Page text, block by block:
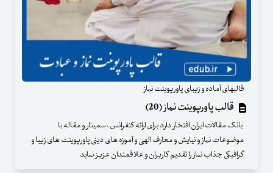
قالبهای آماده و زیبای پاورپوینت نماز
قالب پاورپوینت نماز (20)
بانک مقالات ایران افتخار دارد برای ارائه کنفرانس ، سمینار و مقاله با
موضوعات نماز و نیایش و معارف الهی و آموزه های دینی پاورپوینت های زیبا و
گرافیکی جذاب نماز را تقدیم کاربران و علاقمندان عزیز نماید